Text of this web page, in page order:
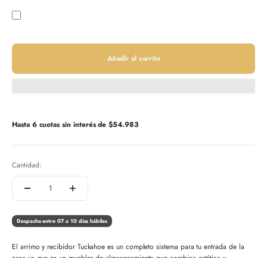
Añadir al carrito
Hasta 6 cuotas sin interés de$54.983
Cantidad:
Despacho entre 07 a 10 días hábiles
El arrimo y recibidor Tuckahoe es un completo sistema para tu entrada de la